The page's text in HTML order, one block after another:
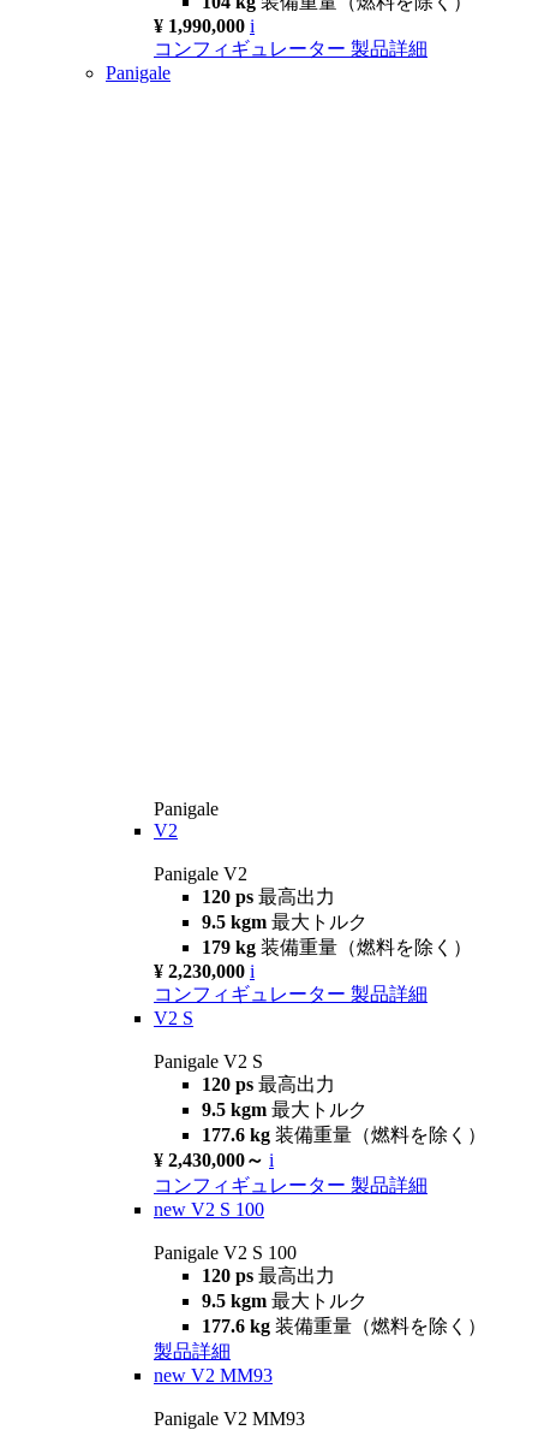
¥ 1,990,000 i
コンフィギュレーター 製品詳細
Panigale
Panigale
V2
Panigale V2
120 ps 最高出力
9.5 kgm 最大トルク
179 kg 装備重量（燃料を除く）
¥ 2,230,000 i
コンフィギュレーター 製品詳細
V2 S
Panigale V2 S
120 ps 最高出力
9.5 kgm 最大トルク
177.6 kg 装備重量（燃料を除く）
¥ 2,430,000～ i
コンフィギュレーター 製品詳細
new V2 S 100
Panigale V2 S 100
120 ps 最高出力
9.5 kgm 最大トルク
177.6 kg 装備重量（燃料を除く）
製品詳細
new V2 MM93
Panigale V2 MM93